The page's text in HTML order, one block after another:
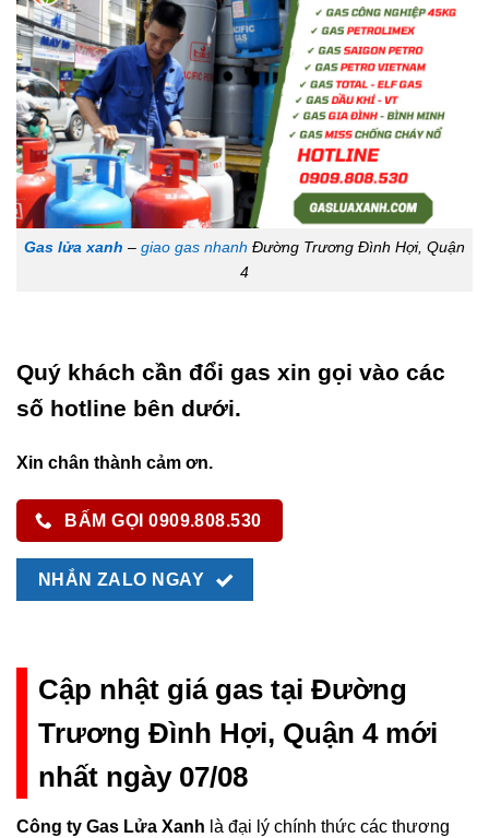
Gas lửa xanh – giao gas nhanh Đường Trương Đình Hợi, Quận
4
Quý khách cần đổi gas xin gọi vào các
số hotline bên dưới.
Xin chân thành cảm ơn.
BẤM GỌI 0909.808.530
NHẮN ZALO NGAY
Cập nhật giá gas tại Đường
Trương Đình Hợi, Quận 4 mới
nhất ngày 07/08
Công ty Gas Lửa Xanh là đại lý chính thức các thương